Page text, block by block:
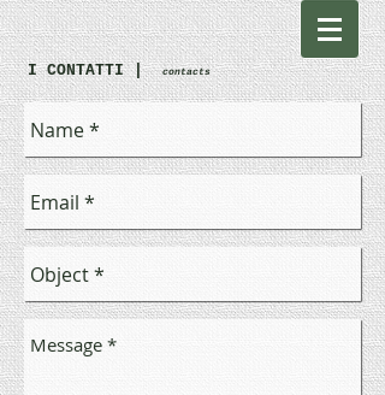
I CONTATTI |contacts